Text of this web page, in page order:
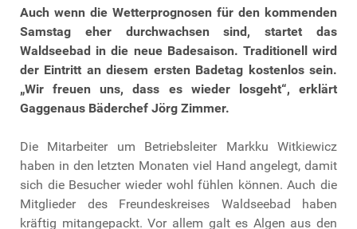
Auch wenn die Wetterprognosen für den kommenden
Samstag eher durchwachsen sind, startet das
Waldseebad in die neue Badesaison. Traditionell wird
der Eintritt an diesem ersten Badetag kostenlos sein.
„Wir freuen uns, dass es wieder losgeht“, erklärt
Gaggenaus Bäderchef Jörg Zimmer.
Die Mitarbeiter um Betriebsleiter Markku Witkiewicz
haben in den letzten Monaten viel Hand angelegt, damit
sich die Besucher wieder wohl fühlen können. Auch die
Mitglieder des Freundeskreises Waldseebad haben
kräftig mitangepackt. Vor allem galt es Algen aus den